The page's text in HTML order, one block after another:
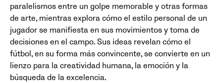
paralelismos entre un golpe memorable y otras formas
de arte, mientras explora cómo el estilo personal de un
jugador se manifiesta en sus movimientos y toma de
decisiones en el campo. Sus ideas revelan cómo el
fútbol, en su forma más convincente, se convierte en un
lienzo para la creatividad humana, la emoción y la
búsqueda de la excelencia.